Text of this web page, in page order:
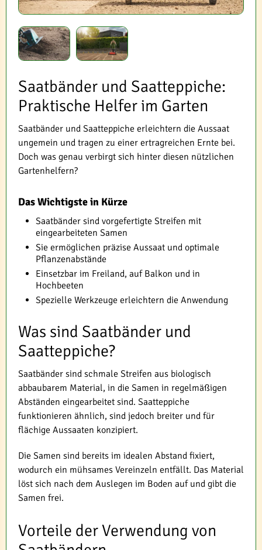
Saatbänder und Saatteppiche:
Praktische Helfer im Garten
Saatbänder und Saatteppiche erleichtern die Aussaat
ungemein und tragen zu einer ertragreichen Ernte bei.
Doch was genau verbirgt sich hinter diesen nützlichen
Gartenhelfern?
Das Wichtigste in Kürze
Saatbänder sind vorgefertigte Streifen mit
eingearbeiteten Samen
Sie ermöglichen präzise Aussaat und optimale
Pflanzenabstände
Einsetzbar im Freiland, auf Balkon und in
Hochbeeten
Spezielle Werkzeuge erleichtern die Anwendung
Was sind Saatbänder und
Saatteppiche?
Saatbänder sind schmale Streifen aus biologisch
abbaubarem Material, in die Samen in regelmäßigen
Abständen eingearbeitet sind. Saatteppiche
funktionieren ähnlich, sind jedoch breiter und für
flächige Aussaaten konzipiert.
Die Samen sind bereits im idealen Abstand fixiert,
wodurch ein mühsames Vereinzeln entfällt. Das Material
löst sich nach dem Auslegen im Boden auf und gibt die
Samen frei.
Vorteile der Verwendung von